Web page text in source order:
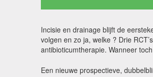
Incisie en drainage blijft de
volgen en zo ja, welke ? Drie
antibioticumtherapie. Wanneer
Een nieuwe prospectieve,